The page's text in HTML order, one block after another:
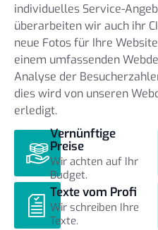
individuelles Service-
überarbeiten wir auch ihr
neue Fotos für Ihre
einem umfassenden
Analyse der
dies wird von unseren
erledigt.
Vernünftige
Preise
Wir achten auf Ihr
Budget.
Texte vom Profi
Wir schreiben Ihre
Texte.